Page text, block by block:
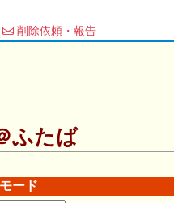
削除依頼・報告